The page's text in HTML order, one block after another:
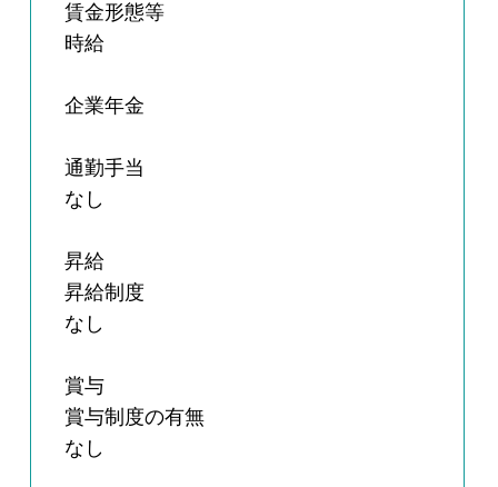
賃金形態等
時給
企業年金
通勤手当
なし
昇給
昇給制度
なし
賞与
賞与制度の有無
なし